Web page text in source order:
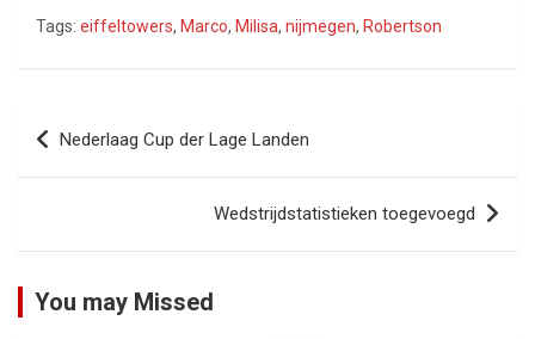
Tags: eiffeltowers, Marco, Milisa, nijmegen, Robertson
Bericht
navigatie
Nederlaag Cup der Lage Landen
Wedstrijdstatistieken toegevoegd
You may Missed